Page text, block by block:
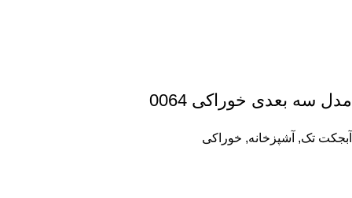
مدل سه بعدی خوراکی 0064
آبجکت تک, آشپزخانه, خوراکی